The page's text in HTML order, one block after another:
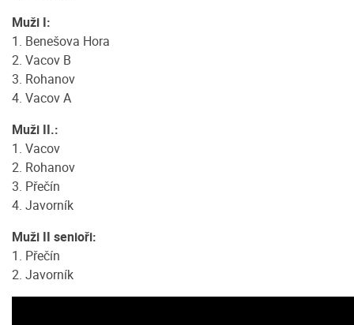
Muži I:
1. Benešova Hora
2. Vacov B
3. Rohanov
4. Vacov A
Muži II.:
1. Vacov
2. Rohanov
3. Přečín
4. Javorník
Muži II senioři:
1. Přečín
2. Javorník